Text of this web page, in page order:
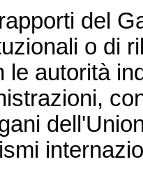
del
o di
le autorità